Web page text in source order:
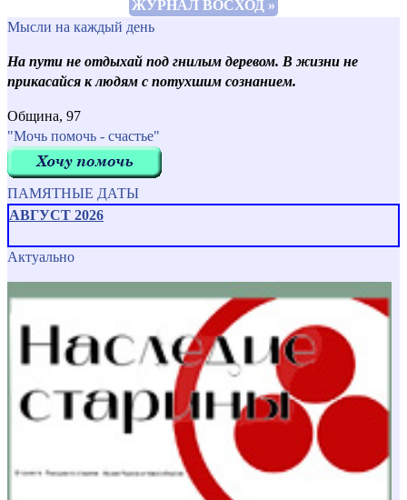
ЖУРНАЛ ВОСХОД »
Мысли на каждый день
На пути не отдыхай под гнилым деревом. В жизни не
прикасайся к людям с потухшим сознанием.
Община, 97
"Мочь помочь - счастье"
ПАМЯТНЫЕ ДАТЫ
АВГУСТ 2026
Актуально